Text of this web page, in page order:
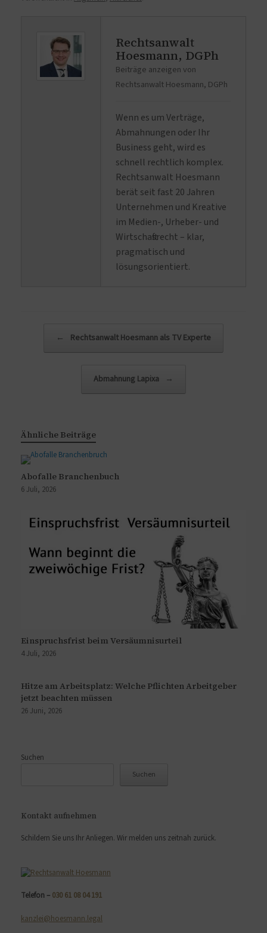
Rechtsanwalt
Hoesmann, DGPh
Beiträge anzeigen von
Rechtsanwalt Hoesmann, DGPh
Wenn es um Verträge,
Abmahnungen oder Ihr
Business geht, wird es
schnell rechtlich komplex.
Rechtsanwalt Hoesmann
berät seit fast 20 Jahren
Unternehmen und Kreative
im Medien-, Urheber- und
Wirtschaftsrecht – klar,
pragmatisch und
lösungsorientiert.
← Rechtsanwalt Hoesmann als TV Experte
Abmahnung Lapixa →
Ähnliche Beiträge
Abofalle Branchenbuch
6 Juli, 2026
Einspruchsfrist beim Versäumnisurteil
4 Juli, 2026
Hitze am Arbeitsplatz: Welche Pflichten Arbeitgeber
jetzt beachten müssen
26 Juni, 2026
Suchen
Suchen
Kontakt aufnehmen
Schildern Sie uns Ihr Anliegen. Wir melden uns zeitnah zurück.
Telefon – 030 61 08 04 191
kanzlei@hoesmann.legal